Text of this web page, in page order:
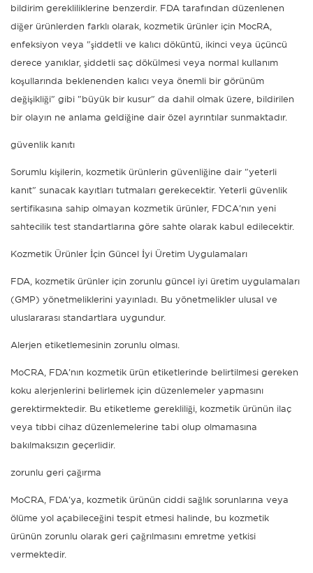
bildirim gerekliliklerine benzerdir. FDA tarafından düzenlenen
diğer ürünlerden farklı olarak, kozmetik ürünler için MocRA,
enfeksiyon veya "şiddetli ve kalıcı döküntü, ikinci veya üçüncü
derece yanıklar, şiddetli saç dökülmesi veya normal kullanım
koşullarında beklenenden kalıcı veya önemli bir görünüm
değişikliği" gibi "büyük bir kusur" da dahil olmak üzere, bildirilen
bir olayın ne anlama geldiğine dair özel ayrıntılar sunmaktadır.
güvenlik kanıtı
Sorumlu kişilerin, kozmetik ürünlerin güvenliğine dair "yeterli
kanıt" sunacak kayıtları tutmaları gerekecektir. Yeterli güvenlik
sertifikasına sahip olmayan kozmetik ürünler, FDCA'nın yeni
sahtecilik test standartlarına göre sahte olarak kabul edilecektir.
Kozmetik Ürünler İçin Güncel İyi Üretim Uygulamaları
FDA, kozmetik ürünler için zorunlu güncel iyi üretim uygulamaları
(GMP) yönetmeliklerini yayınladı. Bu yönetmelikler ulusal ve
uluslararası standartlara uygundur.
Alerjen etiketlemesinin zorunlu olması.
MoCRA, FDA'nın kozmetik ürün etiketlerinde belirtilmesi gereken
koku alerjenlerini belirlemek için düzenlemeler yapmasını
gerektirmektedir. Bu etiketleme gerekliliği, kozmetik ürünün ilaç
veya tıbbi cihaz düzenlemelerine tabi olup olmamasına
bakılmaksızın geçerlidir.
zorunlu geri çağırma
MoCRA, FDA'ya, kozmetik ürünün ciddi sağlık sorunlarına veya
ölüme yol açabileceğini tespit etmesi halinde, bu kozmetik
ürünün zorunlu olarak geri çağrılmasını emretme yetkisi
vermektedir.